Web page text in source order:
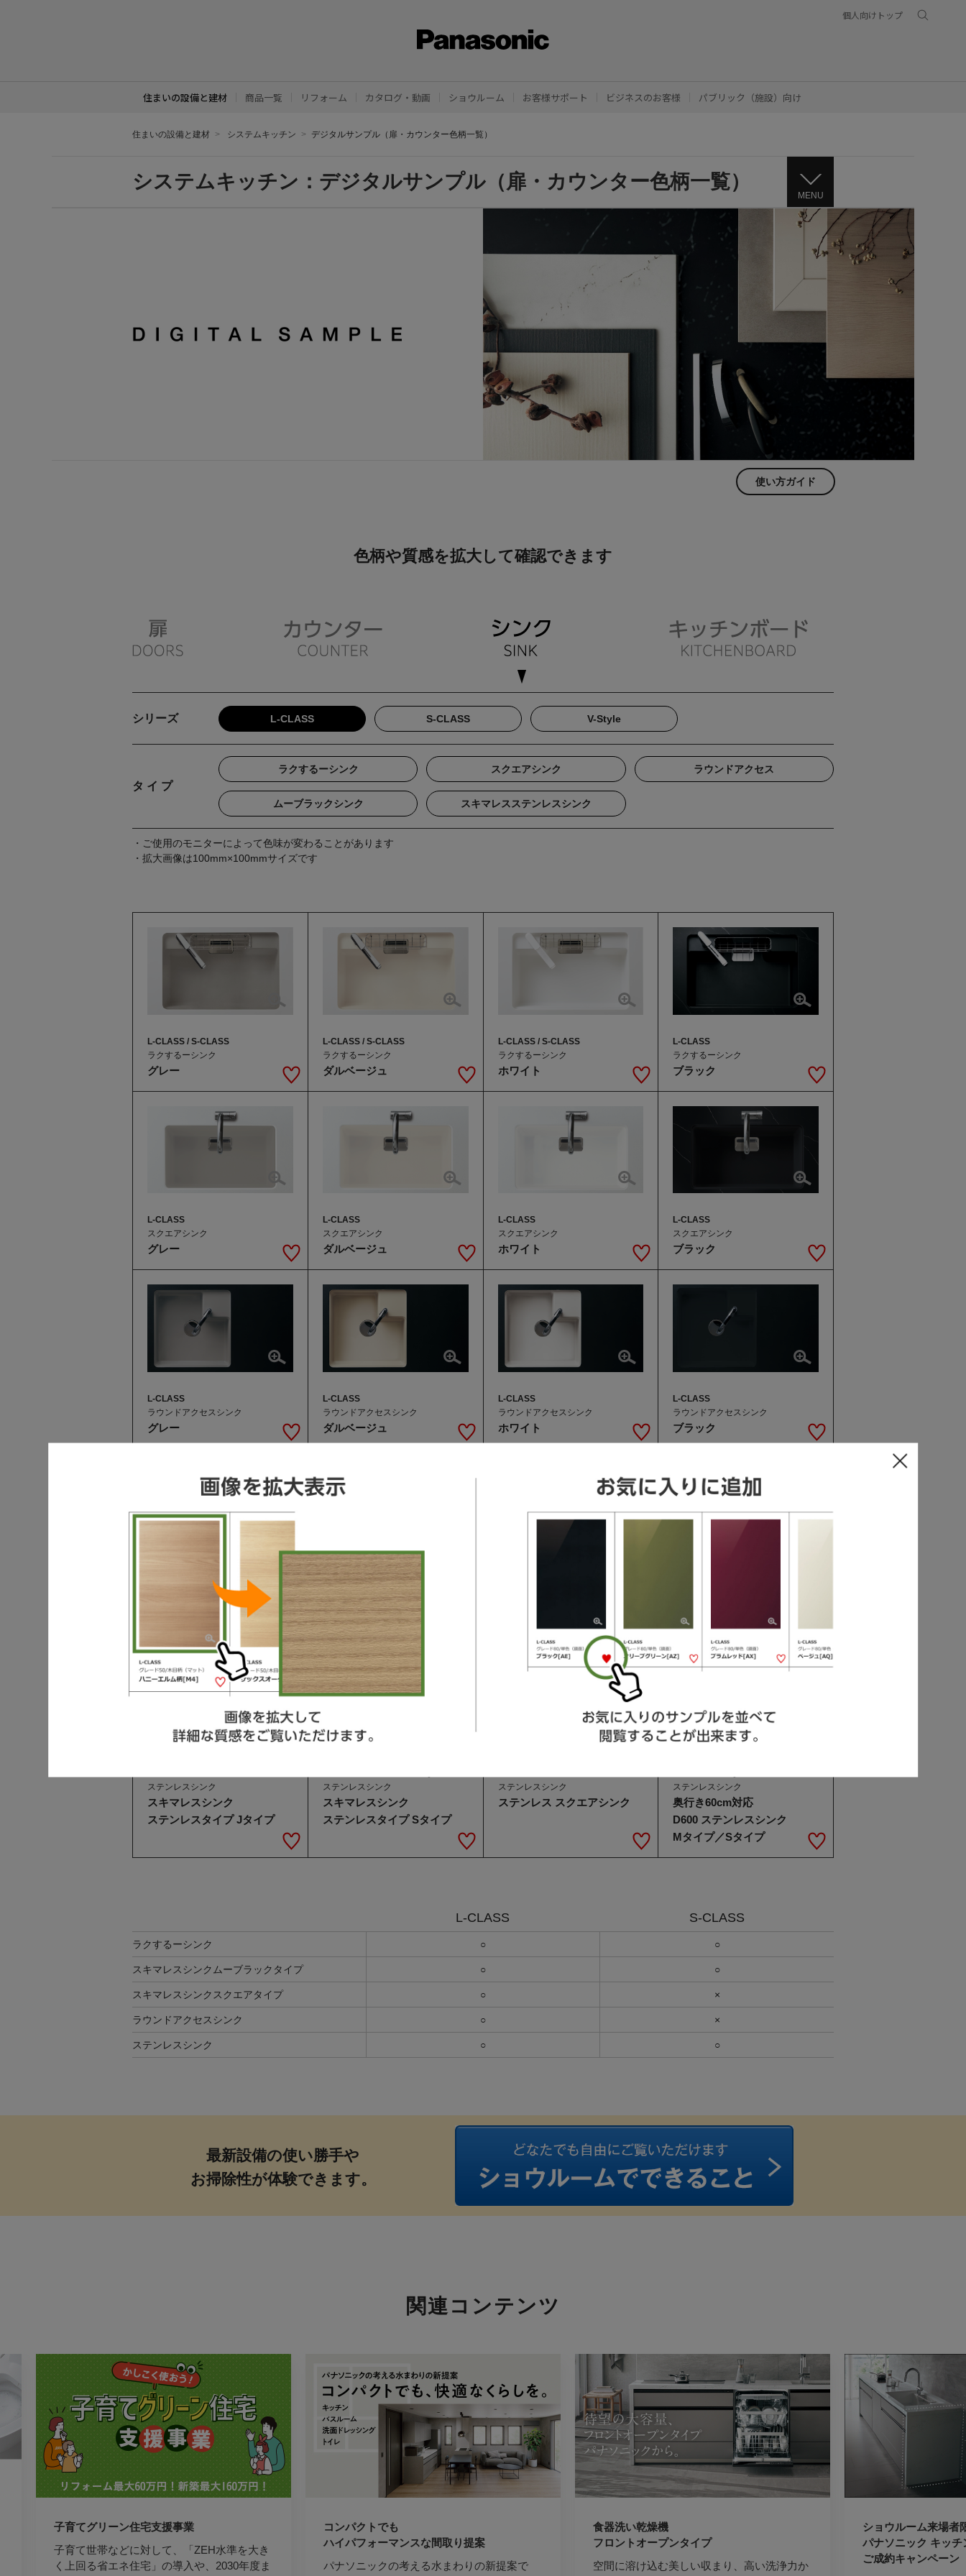
個人向けトップ
住まいの設備と建材 商品一覧 リフォーム カタログ・動画 ショウルーム お客様サポート ビジネスのお客様 パブリック（施設）向け
住まいの設備と建材 システムキッチン デジタルサンプル（扉・カウンター色柄一覧）
システムキッチン：デジタルサンプル（扉・カウンター色柄一覧）
MENU
使い方ガイド
色柄や質感を拡大して確認できます
シリーズ L-CLASS S-CLASS V-Style
タ イ プ
ラクするーシンク スクエアシンク ラウンドアクセス
ムーブラックシンク スキマレスステンレスシンク
・ご使用のモニターによって色味が変わることがあります
・拡大画像は100mm×100mmサイズです
L-CLASS / S-CLASS
ラクするーシンク
グレー
L-CLASS / S-CLASS
ラクするーシンク
ダルベージュ
L-CLASS / S-CLASS
ラクするーシンク
ホワイト
L-CLASS
ラクするーシンク
ブラック
L-CLASS
スクエアシンク
グレー
L-CLASS
スクエアシンク
ダルベージュ
L-CLASS
スクエアシンク
ホワイト
L-CLASS
スクエアシンク
ブラック
L-CLASS
ラウンドアクセスシンク
グレー
L-CLASS
ラウンドアクセスシンク
ダルベージュ
L-CLASS
ラウンドアクセスシンク
ホワイト
L-CLASS
ラウンドアクセスシンク
ブラック
L-CLASS / S-CLASS / V-Style
L-CLASS / S-CLASS / V-Style
ムーブラックF
ミストベージュ
ステンレスタイプ Mタイプ
ステンレスシンク
スキマレスシンク
ステンレスタイプ Jタイプ
ステンレスシンク
スキマレスシンク
ステンレスタイプ Sタイプ
ステンレスシンク
ステンレス スクエアシンク
ステンレスシンク
奥行き60cm対応
D600 ステンレスシンク
Mタイプ／Sタイプ
L-CLASS S-CLASS
ラクするーシンク ○ ○
スキマレスシンクムーブラックタイプ ○ ○
スキマレスシンクスクエアタイプ ○ ×
ラウンドアクセスシンク ○ ×
ステンレスシンク ○ ○
最新設備の使い勝手や
お掃除性が体験できます。
関連コンテンツ
子育てグリーン住宅支援事業
子育て世帯などに対して、「ZEH水準を大き
く上回る省エネ住宅」の導入や、2030年度ま
コンパクトでも
ハイパフォーマンスな間取り提案
パナソニックの考える水まわりの新提案で
食器洗い乾燥機
フロントオープンタイプ
空間に溶け込む美しい収まり、高い洗浄力か
ショウルーム来場者
パナソニック キッチ
ご成約キャンペーン